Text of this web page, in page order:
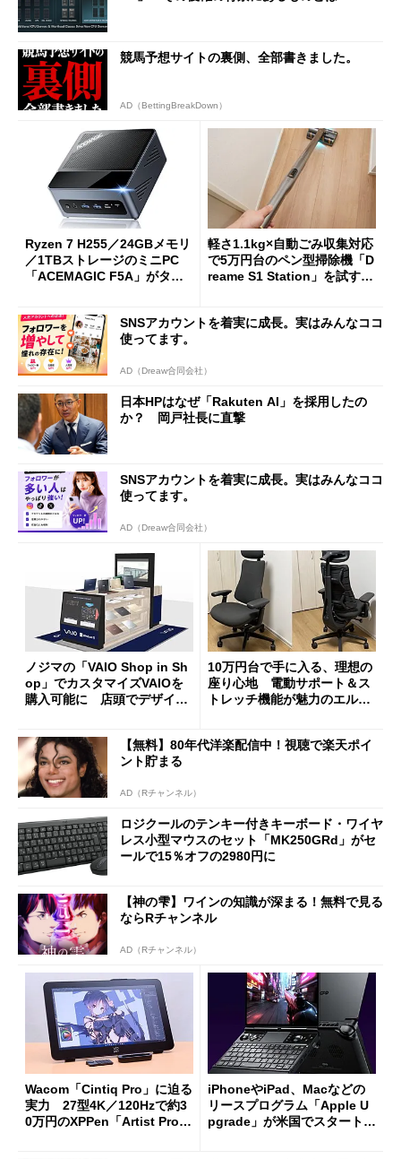
競馬予想サイトの裏側、全部書きました。
AD（BettingBreakDown）
Ryzen 7 H255／24GBメモリ
／1TBストレージのミニPC
「ACEMAGIC F5A」がタイ
軽さ1.1kg×自動ごみ収集対応
で5万円台のペン型掃除機「D
reame S1 Station」を試す
SNSアカウントを着実に成長。実はみんなココ
使ってます。
AD（Dreaw合同会社）
日本HPはなぜ「Rakuten AI」を採用したの
か？ 岡戸社長に直撃
SNSアカウントを着実に成長。実はみんなココ
使ってます。
AD（Dreaw合同会社）
ノジマの「VAIO Shop in Sh
op」でカスタマイズVAIOを
購入可能に 店頭でデザイン
10万円台で手に入る、理想の
座り心地 電動サポート＆ス
トレッチ機能が魅力のエルゴ
【無料】80年代洋楽配信中！視聴で楽天ポイ
ント貯まる
AD（Rチャンネル）
ロジクールのテンキー付きキーボード・ワイヤ
レス小型マウスのセット「MK250GRd」がセ
ールで15％オフの2980円に
【神の雫】ワインの知識が深まる！無料で見る
ならRチャンネル
AD（Rチャンネル）
Wacom「Cintiq Pro」に迫る
実力 27型4K／120Hzで約3
0万円のXPPen「Artist Pro 2
iPhoneやiPad、Macなどの
リースプログラム「Apple U
pgrade」が米国でスタート／